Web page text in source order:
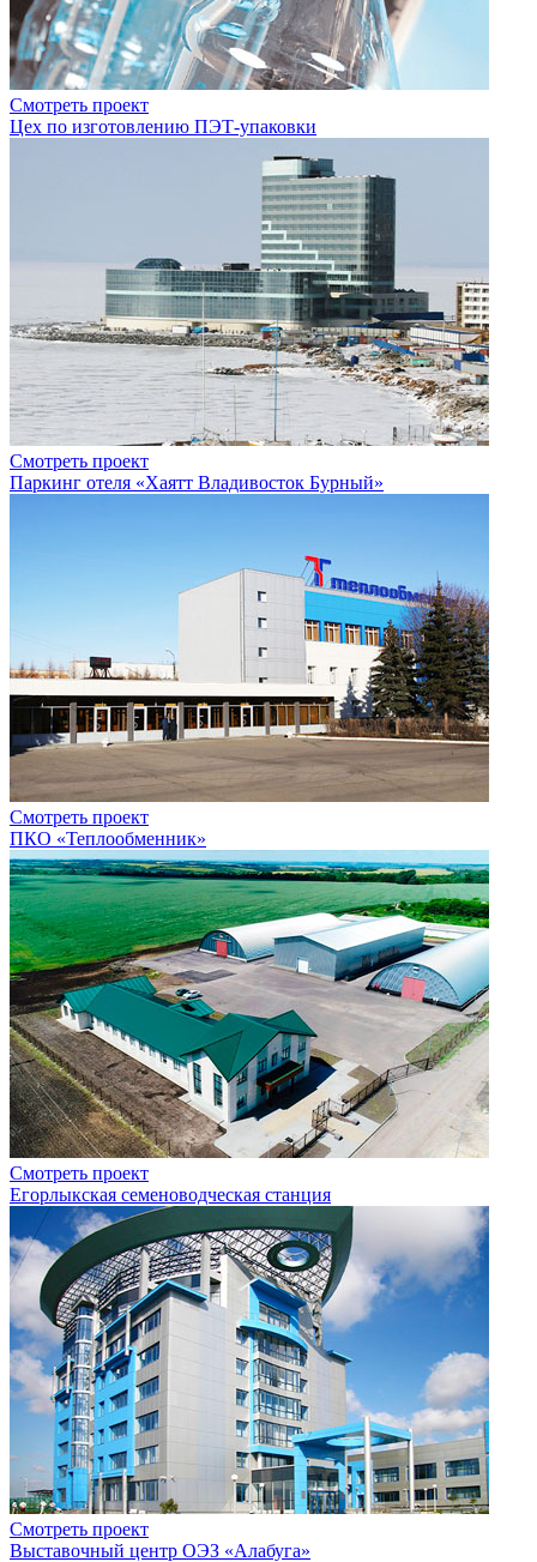
Смотреть проект
Цех по изготовлению ПЭТ-упаковки
Смотреть проект
Паркинг отеля «Хаятт Владивосток Бурный»
Смотреть проект
ПКО «Теплообменник»
Смотреть проект
Егорлыкская семеноводческая станция
Смотреть проект
Выставочный центр ОЭЗ «Алабуга»